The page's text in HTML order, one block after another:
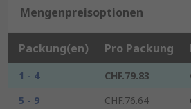
Mengenpreisoptionen
Packung(en) Pro Packung
1 - 4 CHF.79.83
5 - 9
CHF.76.64